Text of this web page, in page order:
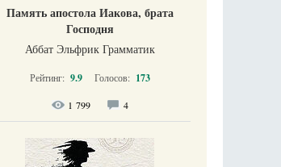
Память апостола Иакова, брата
Господня
Аббат Эльфрик Грамматик
Рейтинг: 9.9 Голосов: 173
1 799 4